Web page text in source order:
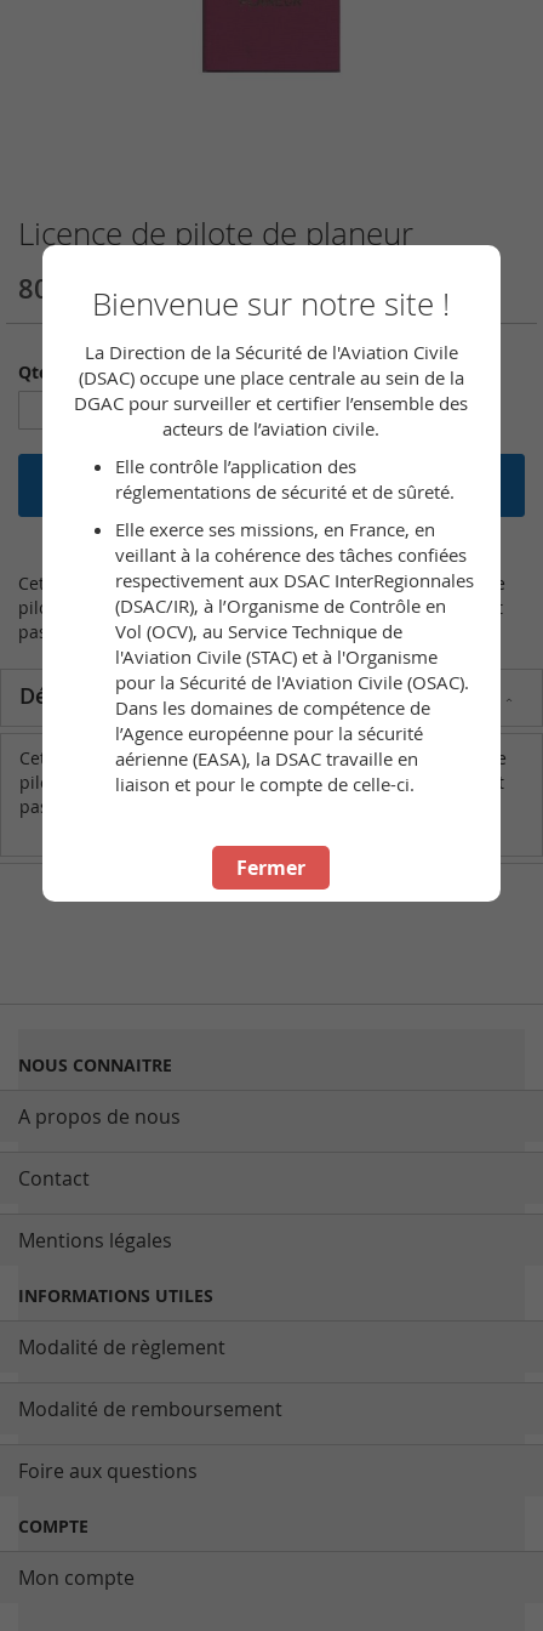
Licence de pilote de planeur
80,00 €
Qté
Ajouter au panier
Cette redevance est due lors de l'obtention d'une licence de
pilote de planeurs. Le renouvellement de cette licence n'est
pas soumis à une redevance.
Skip
to
the
beginning
of
images
gallery
Détails
Cette redevance est due lors de l'obtention d'une licence de
pilote de planeurs. Le renouvellement de cette licence n'est
pas soumis à une redevance.
NOUS CONNAITRE
A propos de nous
Contact
Mentions légales
INFORMATIONS UTILES
Modalité de règlement
Modalité de remboursement
Foire aux questions
COMPTE
Mon compte
Bienvenue sur notre site !
La Direction de la Sécurité de l'Aviation Civile
(DSAC) occupe une place centrale au sein de la
DGAC pour surveiller et certifier l’ensemble des
acteurs de l’aviation civile.
Elle contrôle l’application des
réglementations de sécurité et de sûreté.
Elle exerce ses missions, en France, en
veillant à la cohérence des tâches confiées
respectivement aux DSAC InterRegionnales
(DSAC/IR), à l’Organisme de Contrôle en
Vol (OCV), au Service Technique de
l'Aviation Civile (STAC) et à l'Organisme
pour la Sécurité de l'Aviation Civile (OSAC).
Dans les domaines de compétence de
l’Agence européenne pour la sécurité
aérienne (EASA), la DSAC travaille en
liaison et pour le compte de celle-ci.
Fermer